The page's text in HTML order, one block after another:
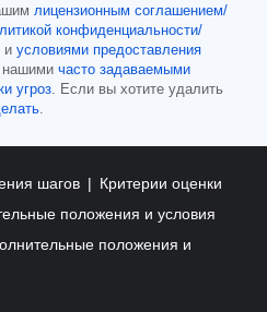
лицензионным соглашением/
конфиденциальности/
и условиями предоставления
нашими часто задаваемыми
угроз. Если вы хотите удалить
.
шагов
Критерии оценки
положения и условия
положения и